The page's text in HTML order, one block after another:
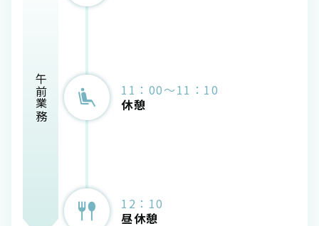
午前業務
11：00～11：10
休憩
12：10
昼休憩